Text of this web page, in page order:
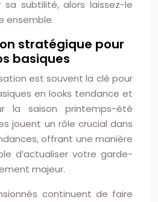
subtilité, alors laissez-le
ensemble.
stratégique pour
basiques
est souvent la clé pour
en looks tendance et
la saison printemps-été
jouent un rôle crucial dans
offrant une manière
d’actualiser votre garde-
majeur.
continuent de faire